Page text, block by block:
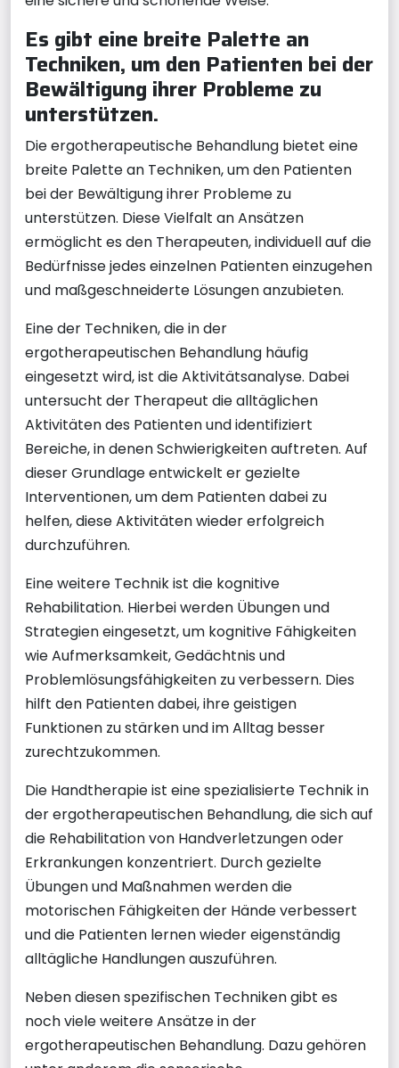
Es gibt eine breite Palette an
Techniken, um den Patienten bei der
Bewältigung ihrer Probleme zu
unterstützen.
Die ergotherapeutische Behandlung bietet eine
breite Palette an Techniken, um den Patienten
bei der Bewältigung ihrer Probleme zu
unterstützen. Diese Vielfalt an Ansätzen
ermöglicht es den Therapeuten, individuell auf die
Bedürfnisse jedes einzelnen Patienten einzugehen
und maßgeschneiderte Lösungen anzubieten.
Eine der Techniken, die in der
ergotherapeutischen Behandlung häufig
eingesetzt wird, ist die Aktivitätsanalyse. Dabei
untersucht der Therapeut die alltäglichen
Aktivitäten des Patienten und identifiziert
Bereiche, in denen Schwierigkeiten auftreten. Auf
dieser Grundlage entwickelt er gezielte
Interventionen, um dem Patienten dabei zu
helfen, diese Aktivitäten wieder erfolgreich
durchzuführen.
Eine weitere Technik ist die kognitive
Rehabilitation. Hierbei werden Übungen und
Strategien eingesetzt, um kognitive Fähigkeiten
wie Aufmerksamkeit, Gedächtnis und
Problemlösungsfähigkeiten zu verbessern. Dies
hilft den Patienten dabei, ihre geistigen
Funktionen zu stärken und im Alltag besser
zurechtzukommen.
Die Handtherapie ist eine spezialisierte Technik in
der ergotherapeutischen Behandlung, die sich auf
die Rehabilitation von Handverletzungen oder
Erkrankungen konzentriert. Durch gezielte
Übungen und Maßnahmen werden die
motorischen Fähigkeiten der Hände verbessert
und die Patienten lernen wieder eigenständig
alltägliche Handlungen auszuführen.
Neben diesen spezifischen Techniken gibt es
noch viele weitere Ansätze in der
ergotherapeutischen Behandlung. Dazu gehören